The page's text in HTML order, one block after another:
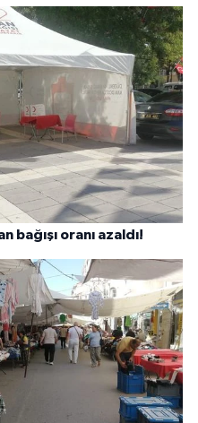
bağışı oranı azaldı!